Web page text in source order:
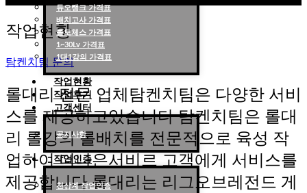
듀오랭크 가격표
배치고사 가격표
롤토체스 가격표
1~30Lv 가격표
1대1강의 가격표
작업현황
작업후기
고객센터
공지사항
작업인증
천상계 작업인증
작업현황
탐켄치팀 문의
롤대리 전문 업체탐켄치팀은 다양한 서비
스를 제공하고있습니다 탐켄치팀은 롤대
리 롤강의 롤배치를 전문적으로 육성 작
업하여 더나은서비르 고객에게 서비스를
제공합니다 롤대리는 리그오브레전드 게